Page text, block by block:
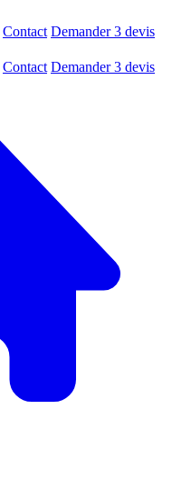
Contact Demander 3 devis
Contact Demander 3 devis